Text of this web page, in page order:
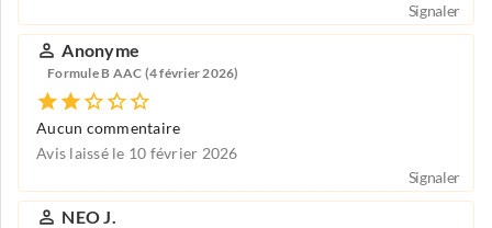
Signaler
Anonyme
Formule B AAC (4 février 2026)
Aucun commentaire
Avis laissé le 10 février 2026
Signaler
NEO J.